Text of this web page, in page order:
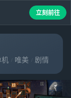
机 唯美
剧情
立刻前往